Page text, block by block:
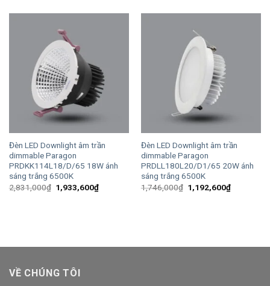
Đèn LED Downlight âm trần
dimmable Paragon
PRDKK114L18/D/65 18W ánh
sáng trắng 6500K
2,831,000₫ Giá
gốc
1,933,600₫Giá
hiện
Đèn LED Downlight âm trần
dimmable Paragon
PRDLL180L20/D1/65 20W ánh
sáng trắng 6500K
1,746,000₫ Giá
gốc
1,192,600₫Giá
hiện
VỀ CHÚNG TÔI